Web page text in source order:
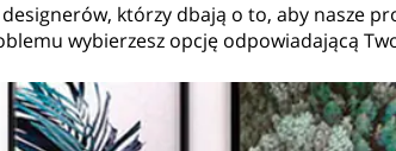
którzy dbają o to, aby nasze
wybierzesz opcję odpowiadającą